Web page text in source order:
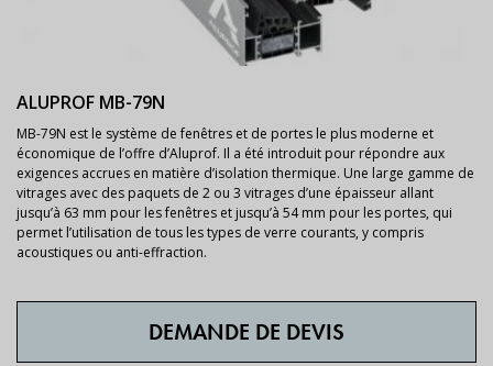
ALUPROF MB-79N
MB-79N est le système de fenêtres et de portes le plus moderne et
économique de l’offre d’Aluprof. Il a été introduit pour répondre aux
exigences accrues en matière d’isolation thermique. Une large gamme de
vitrages avec des paquets de 2 ou 3 vitrages d’une épaisseur allant
jusqu’à 63 mm pour les fenêtres et jusqu’à 54 mm pour les portes, qui
permet l’utilisation de tous les types de verre courants, y compris
acoustiques ou anti-effraction.
DEMANDE DE DEVIS